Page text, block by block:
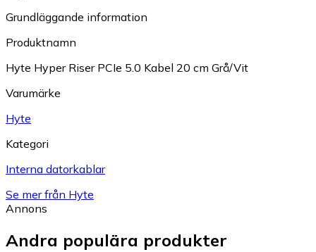
Grundläggande information
Produktnamn
Hyte Hyper Riser PCIe 5.0 Kabel 20 cm Grå/Vit
Varumärke
Hyte
Kategori
Interna datorkablar
Se mer från Hyte
Annons
Andra populära produkter